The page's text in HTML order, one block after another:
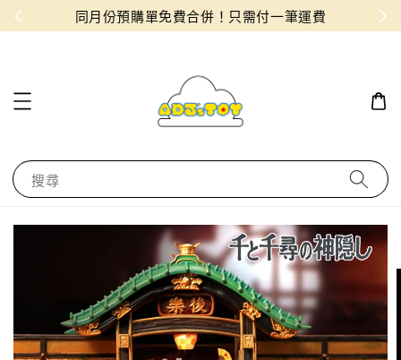
！ 同月份預購單免費合併！只需付一筆運費
搜尋